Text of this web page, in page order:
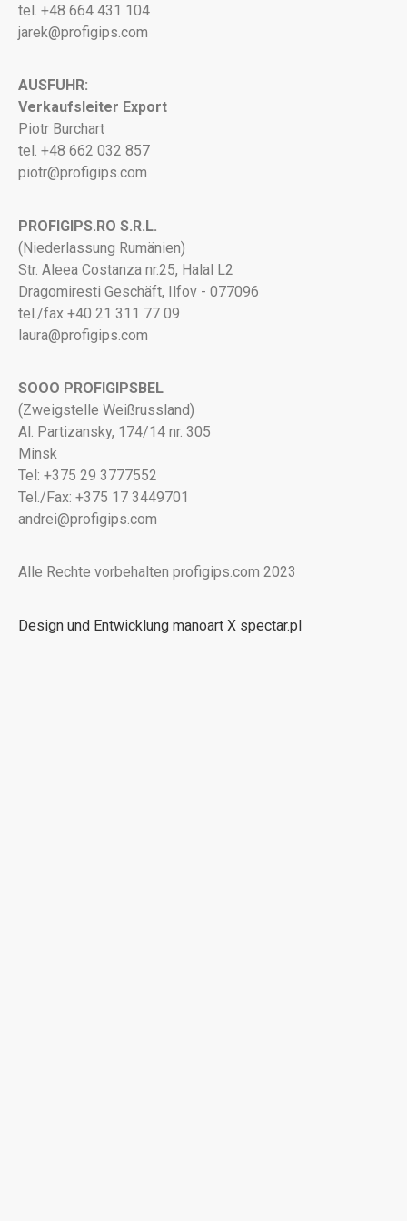
tel. +48 664 431 104
jarek@profigips.com
AUSFUHR:
Verkaufsleiter Export
Piotr Burchart
tel. +48 662 032 857
piotr@profigips.com
PROFIGIPS.RO S.R.L.
(Niederlassung Rumänien)
Str. Aleea Costanza nr.25, Halal L2
Dragomiresti Geschäft, Ilfov - 077096
tel./fax +40 21 311 77 09
laura@profigips.com
SOOO PROFIGIPSBEL
(Zweigstelle Weißrussland)
Al. Partizansky, 174/14 nr. 305
Minsk
Tel: +375 29 3777552
Tel./Fax: +375 17 3449701
andrei@profigips.com
Alle Rechte vorbehalten profigips.com 2023
Design und Entwicklung manoart X spectar.pl